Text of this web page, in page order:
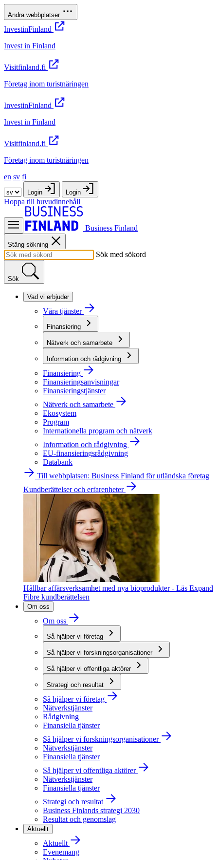
Andra webbplatser
InvestinFinland
Invest in Finland
Visitfinland.fi
Företag inom turistnäringen
InvestinFinland
Invest in Finland
Visitfinland.fi
Företag inom turistnäringen
en sv fi
Login Login
Hoppa till huvudinnehåll
Business Finland
Stäng sökning
Sök med sökord
Sök
Vad vi erbjuder
Våra tjänster
Finansiering
Nätverk och samarbete
Information och rådgivning
Finansiering
Finansieringsanvisningar
Finansieringstjänster
Nätverk och samarbete
Ekosystem
Program
Internationella program och nätverk
Information och rådgivning
EU-finansieringsrådgivning
Databank
Till webbplatsen: Business Finland för utländska företag
Kundberättelser och erfarenheter
Hållbar affärsverksamhet med nya bioprodukter - Läs Expand
Fibre kundberättelsen
Om oss
Om oss
Så hjälper vi företag
Så hjälper vi forskningsorganisationer
Så hjälper vi offentliga aktörer
Strategi och resultat
Så hjälper vi företag
Nätverkstjänster
Rådgivning
Finansiella tjänster
Så hjälper vi forskningsorganisationer
Nätverkstjänster
Finansiella tjänster
Så hjälper vi offentliga aktörer
Nätverkstjänster
Finansiella tjänster
Strategi och resultat
Business Finlands strategi 2030
Resultat och genomslag
Aktuellt
Aktuellt
Evenemang